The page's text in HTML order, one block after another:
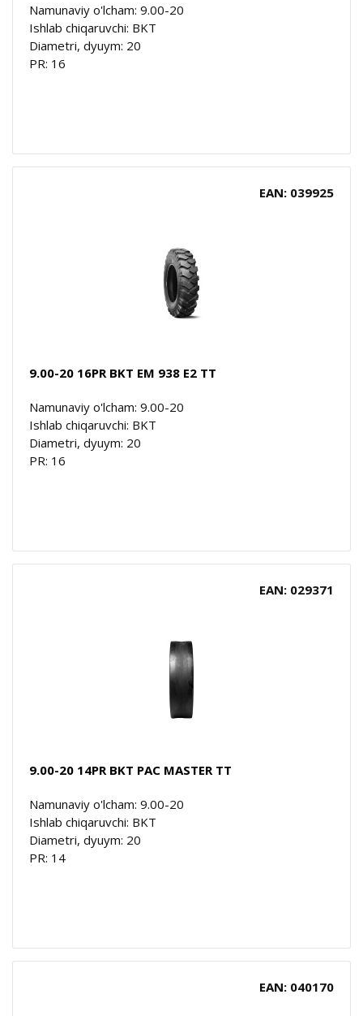
Namunaviy o'lcham: 9.00-20
Ishlab chiqaruvchi: BKT
Diametri, dyuym: 20
PR: 16
EAN: 039925
9.00-20 16PR BKT EM 938 E2 TT
Namunaviy o'lcham: 9.00-20
Ishlab chiqaruvchi: BKT
Diametri, dyuym: 20
PR: 16
EAN: 029371
9.00-20 14PR BKT PAC MASTER TT
Namunaviy o'lcham: 9.00-20
Ishlab chiqaruvchi: BKT
Diametri, dyuym: 20
PR: 14
EAN: 040170